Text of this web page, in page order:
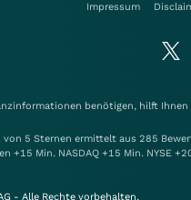
Impressum
benötigen, hilft Ihnen
5 Sternen ermittelt aus 285
+15 Min. NASDAQ +15 Min. NYSE
- Alle Rechte vorbehalten.